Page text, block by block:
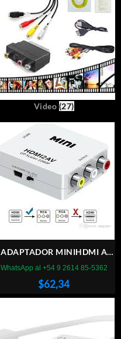
Video (27)
ADAPTADOR MINIHDMI A
3RCA
$62,34
WhatsApp al +54 9 2614 85-5362